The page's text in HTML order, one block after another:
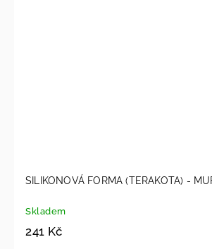
SILIKONOVÁ FORMA (TERAKOTA) -
Skladem
241 Kč